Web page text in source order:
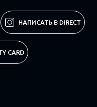
НАПИСАТЬ В DIRECT
CARD